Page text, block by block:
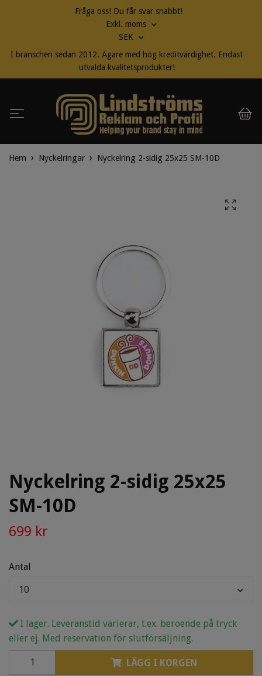
Fråga oss! Du får svar snabbt!
Exkl. moms
SEK
I branschen sedan 2012. Ägare med hög kreditvärdighet. Endast
utvalda kvalitetsprodukter!
Hem Nyckelringar Nyckelring 2-sidig 25x25 SM-10D
Nyckelring 2-sidig 25x25
SM-10D
699 kr
Antal
10
I lager. Leveranstid varierar, t.ex. beroende på tryck
eller ej. Med reservation för slutförsäljning.
LÄGG I KORGEN